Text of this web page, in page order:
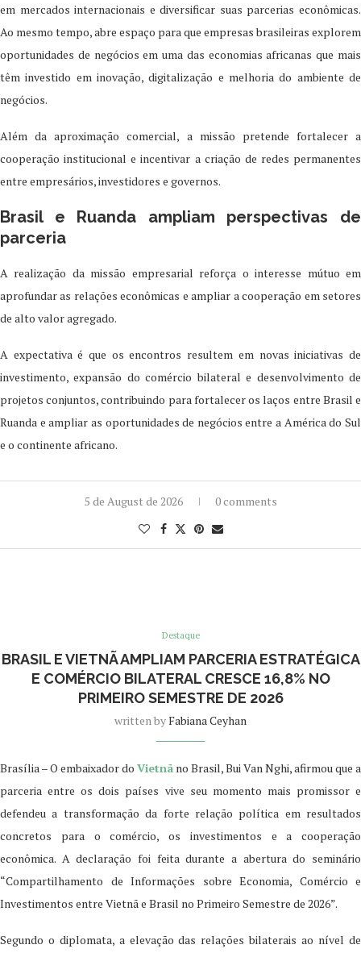
em mercados internacionais e diversificar suas parcerias econômicas.
Ao mesmo tempo, abre espaço para que empresas brasileiras explorem
oportunidades de negócios em uma das economias africanas que mais
têm investido em inovação, digitalização e melhoria do ambiente de
negócios.
Além da aproximação comercial, a missão pretende fortalecer a
cooperação institucional e incentivar a criação de redes permanentes
entre empresários, investidores e governos.
Brasil e Ruanda ampliam perspectivas de
parceria
A realização da missão empresarial reforça o interesse mútuo em
aprofundar as relações econômicas e ampliar a cooperação em setores
de alto valor agregado.
A expectativa é que os encontros resultem em novas iniciativas de
investimento, expansão do comércio bilateral e desenvolvimento de
projetos conjuntos, contribuindo para fortalecer os laços entre Brasil e
Ruanda e ampliar as oportunidades de negócios entre a América do Sul
e o continente africano.
5 de August de 2026 0 comments
Destaque
BRASIL E VIETNÃ AMPLIAM PARCERIA ESTRATÉGICA
E COMÉRCIO BILATERAL CRESCE 16,8% NO
PRIMEIRO SEMESTRE DE 2026
written byFabiana Ceyhan
Brasília – O embaixador do Vietnã no Brasil, Bui Van Nghi, afirmou que a
parceria entre os dois países vive seu momento mais promissor e
defendeu a transformação da forte relação política em resultados
concretos para o comércio, os investimentos e a cooperação
econômica. A declaração foi feita durante a abertura do seminário
“Compartilhamento de Informações sobre Economia, Comércio e
Investimentos entre Vietnã e Brasil no Primeiro Semestre de 2026”.
Segundo o diplomata, a elevação das relações bilaterais ao nível de